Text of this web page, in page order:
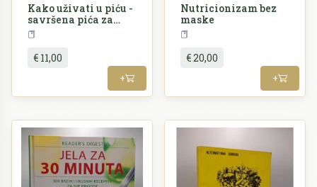
Kako uživati u piću -
savršena pića za
savršene trenutke
€ 11,00
+
Nutricionizam bez
maske
€ 20,00
+